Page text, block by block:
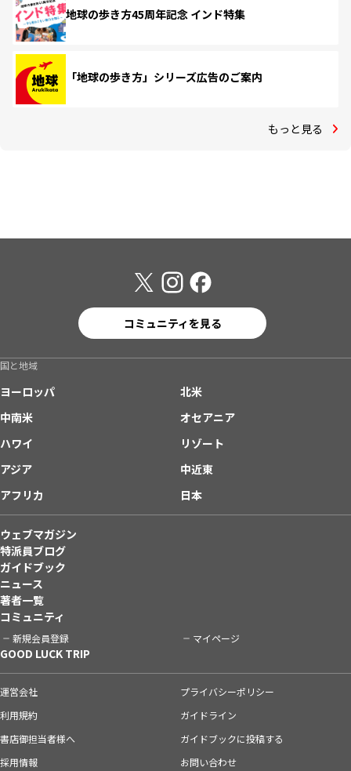
地球の歩き方45周年記念 インド特集
「地球の歩き方」シリーズ広告のご案内
もっと見る
コミュニティを見る
国と地域
ヨーロッパ
北米
中南米
オセアニア
ハワイ
リゾート
アジア
中近東
アフリカ
日本
ウェブマガジン
特派員ブログ
ガイドブック
ニュース
著者一覧
コミュニティ
新規会員登録 マイページ
GOOD LUCK TRIP
運営会社
プライバシーポリシー
利用規約
ガイドライン
書店御担当者様へ
ガイドブックに投稿する
採用情報
お問い合わせ